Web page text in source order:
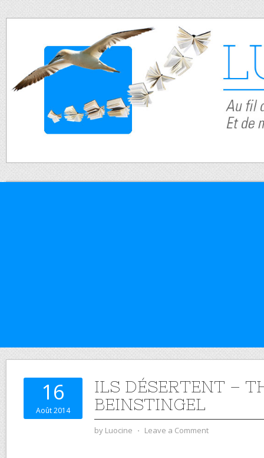
16
Août 2014
ILS DÉSERTENT –
BEINSTINGEL
by Luocine ⋅ Leave a Comment